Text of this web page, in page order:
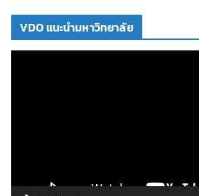
VDO แนะนำมหาวิทยาลัย